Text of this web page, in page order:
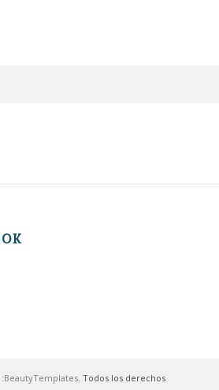
BeautyTemplates. Todos los derechos